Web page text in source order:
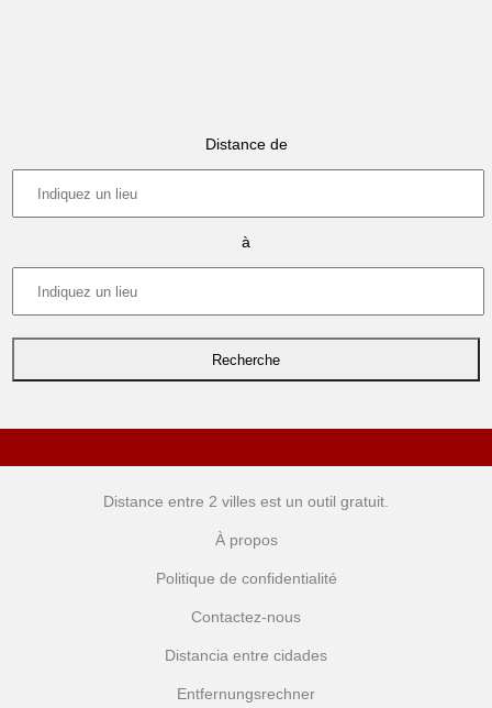
Distance de
à
Distance entre 2 villes est un outil gratuit.
À propos
Politique de confidentialité
Contactez-nous
Distancia entre cidades
Entfernungsrechner